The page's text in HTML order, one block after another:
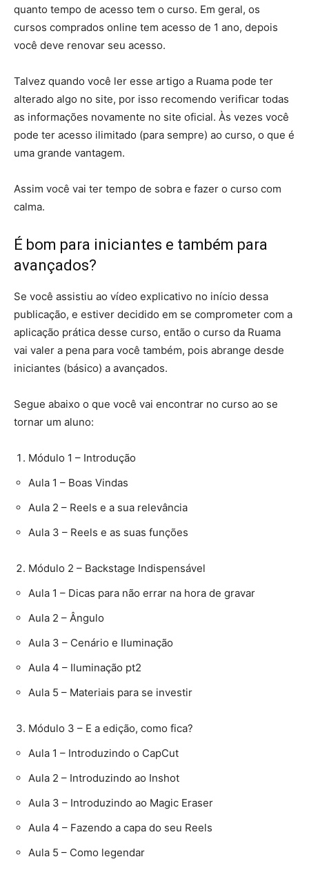
quanto tempo de acesso tem o curso. Em geral, os
cursos comprados online tem acesso de 1 ano, depois
você deve renovar seu acesso.
Talvez quando você ler esse artigo a Ruama pode ter
alterado algo no site, por isso recomendo verificar todas
as informações novamente no site oficial. Às vezes você
pode ter acesso ilimitado (para sempre) ao curso, o que é
uma grande vantagem.
Assim você vai ter tempo de sobra e fazer o curso com
calma.
É bom para iniciantes e também para
avançados?
Se você assistiu ao vídeo explicativo no início dessa
publicação, e estiver decidido em se comprometer com a
aplicação prática desse curso, então o curso da Ruama
vai valer a pena para você também, pois abrange desde
iniciantes (básico) a avançados.
Segue abaixo o que você vai encontrar no curso ao se
tornar um aluno:
Módulo 1 – Introdução
Aula 1 – Boas Vindas
Aula 2 – Reels e a sua relevância
Aula 3 – Reels e as suas funções
Módulo 2 – Backstage Indispensável
Aula 1 – Dicas para não errar na hora de gravar
Aula 2 – Ângulo
Aula 3 – Cenário e Iluminação
Aula 4 – Iluminação pt2
Aula 5 – Materiais para se investir
Módulo 3 – E a edição, como fica?
Aula 1 – Introduzindo o CapCut
Aula 2 – Introduzindo ao Inshot
Aula 3 – Introduzindo ao Magic Eraser
Aula 4 – Fazendo a capa do seu Reels
Aula 5 – Como legendar